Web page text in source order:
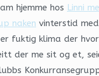
hjemme hos Linni
naken vinterstid
fuktig klima der
der me sit og et,